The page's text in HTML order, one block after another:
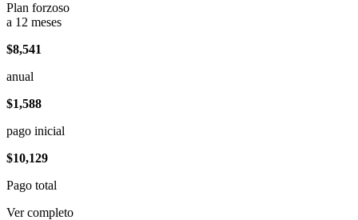
Plan forzoso
a 12 meses
$8,541
anual
$1,588
pago inicial
$10,129
Pago total
Ver completo